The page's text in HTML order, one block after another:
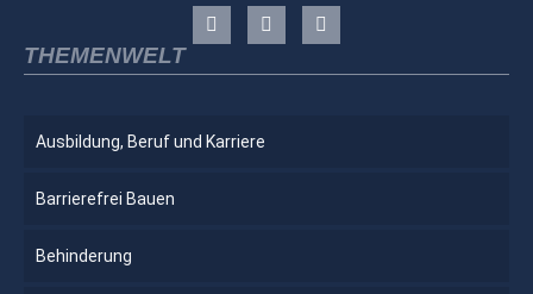
THEMENWELT
Ausbildung, Beruf und Karriere
Barrierefrei Bauen
Behinderung